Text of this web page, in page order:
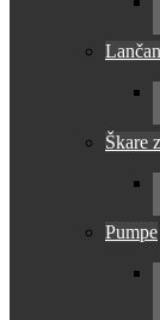
Škare
Pumpe